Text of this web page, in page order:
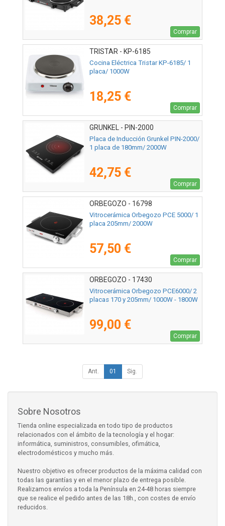
38,25 €
Comprar
TRISTAR - KP-6185
Cocina Eléctrica Tristar KP-6185/ 1
placa/ 1000W
18,25 €
Comprar
GRUNKEL - PIN-2000
Placa de Inducción Grunkel PIN-2000/
1 placa de 180mm/ 2000W
42,75 €
Comprar
ORBEGOZO - 16798
Vitrocerámica Orbegozo PCE 5000/ 1
placa 205mm/ 2000W
57,50 €
Comprar
ORBEGOZO - 17430
Vitrocerámica Orbegozo PCE6000/ 2
placas 170 y 205mm/ 1000W - 1800W
99,00 €
Comprar
Ant. 01 Sig.
Sobre Nosotros
Tienda online especializada en todo tipo de productos
relacionados con el ámbito de la tecnología y el hogar:
informática, suministros, consumibles, ofimática,
electrodomésticos y mucho más.
Nuestro objetivo es ofrecer productos de la máxima calidad con
todas las garantías y en el menor plazo de entrega posible.
Realizamos envíos a toda la Península en 24-48 horas siempre
que se realice el pedido antes de las 18h., con costes de envío
reducidos.